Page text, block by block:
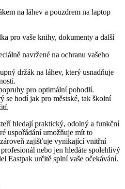
na láhev a pouzdrem na laptop
pro vaše knihy, dokumenty a další
navržené na ochranu vašeho
držák na láhev, který usnadňuje
pro optimální pohodlí.
se hodí jak pro městské, tak školní
hledají praktický, odolný a funkční
uspořádání umožňuje mít to
zajišťuje vynikající vnitřní
nebo jen hledáte spolehlivý
Eastpak určitě splní vaše očekávání.